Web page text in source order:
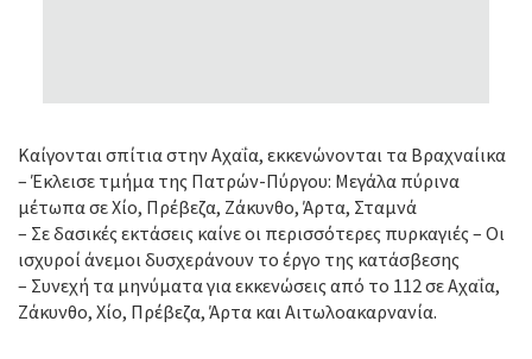
Καίγονται σπίτια στην Αχαΐα, εκκενώνονται τα Βραχναίικα
– Έκλεισε τμήμα της Πατρών-Πύργου: Μεγάλα πύρινα
μέτωπα σε Χίο, Πρέβεζα, Ζάκυνθο, Άρτα, Σταμνά
– Σε δασικές εκτάσεις καίνε οι περισσότερες πυρκαγιές – Οι
ισχυροί άνεμοι δυσχεράνουν το έργο της κατάσβεσης
– Συνεχή τα μηνύματα για εκκενώσεις από το 112 σε Αχαΐα,
Ζάκυνθο, Χίο, Πρέβεζα, Άρτα και Αιτωλοακαρνανία.